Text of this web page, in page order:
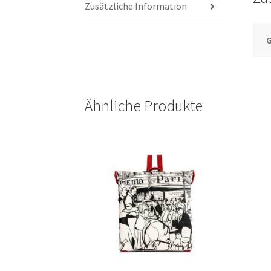
Zusätzliche Information
Ähnliche Produkte